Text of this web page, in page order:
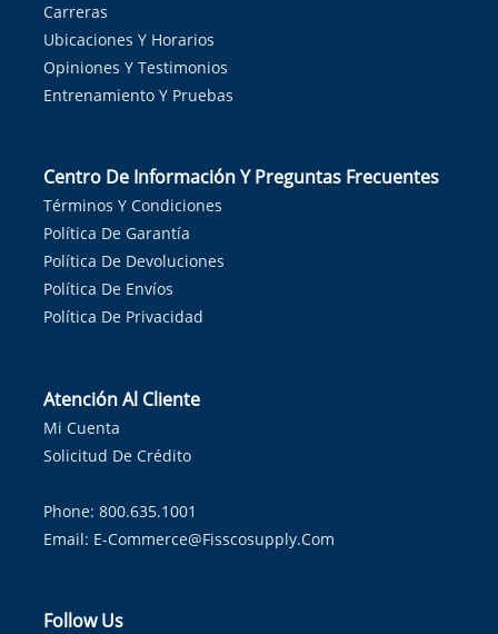
Carreras
Ubicaciones Y Horarios
Opiniones Y Testimonios
Entrenamiento Y Pruebas
Centro De Información Y Preguntas Frecuentes
Términos Y Condiciones
Política De Garantía
Política De Devoluciones
Política De Envíos
Política De Privacidad
Atención Al Cliente
Mi Cuenta
Solicitud De Crédito
Phone: 800.635.1001
Email: E-Commerce@fisscosupply.com
Follow Us